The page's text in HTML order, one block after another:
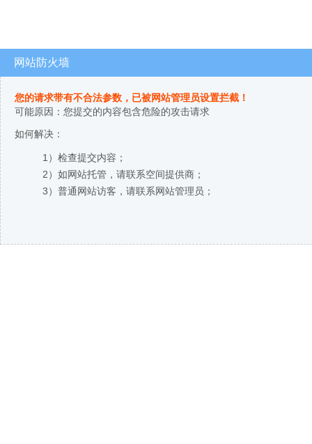
网站防火墙
您的请求带有不合法参数，已被网站管理员设置拦截！
可能原因：您提交的内容包含危险的攻击请求
如何解决：
1）检查提交内容；
2）如网站托管，请联系空间提供商；
3）普通网站访客，请联系网站管理员；